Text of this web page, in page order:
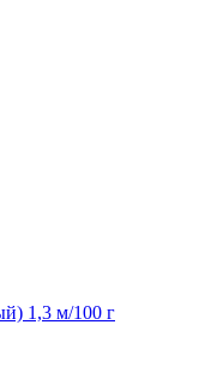
1,3 м/100 г